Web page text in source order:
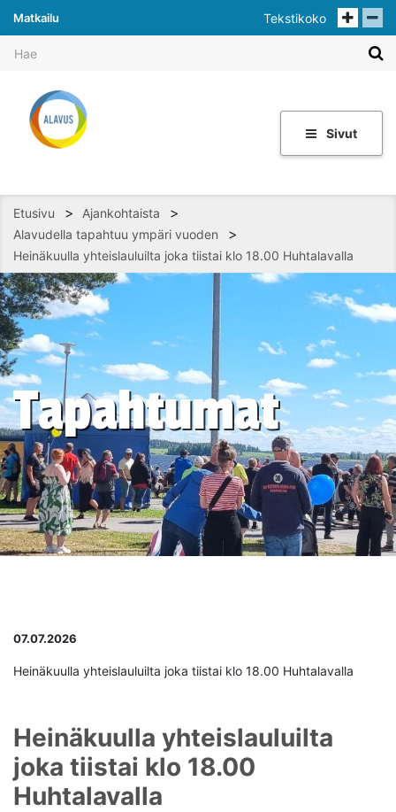
Matkailu Tekstikoko
Sivut
Etusivu > Ajankohtaista >
Alavudella tapahtuu ympäri vuoden >
Heinäkuulla yhteislauluilta joka tiistai klo 18.00 Huhtalavalla
Tapahtumat
07.07.2026
Heinäkuulla yhteislauluilta joka tiistai klo 18.00 Huhtalavalla
Heinäkuulla yhteislauluilta
joka tiistai klo 18.00
Huhtalavalla